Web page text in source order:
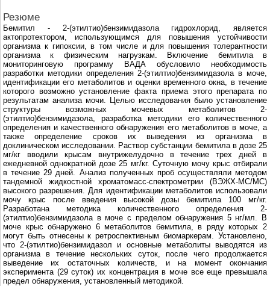
Резюме
Бемитил - 2-(этилтио)бензимидазола гидрохлорид, является
актопротектором, использующимся для повышения устойчивости
организма к гипоксии, в том числе и для повышения толерантности
организма к физическим нагрузкам. Включение бемитила в
мониторинговую программу ВАДА обусловило необходимость
разработки методики определения 2-(этилтио)бензимидазола в моче,
идентификации его метаболитов и оценки временного окна, в течение
которого возможно установление факта приема этого препарата по
результатам анализа мочи. Целью исследования было установление
структуры возможных мочевых метаболитов 2-
(этилтио)бензимидазола, разработка методики его количественного
определения и качественного обнаружения его метаболитов в моче, а
также определение сроков их выведения из организма в
доклиническом исследовании. Раствор субстанции бемитила в дозе 25
мг/кг вводили крысам внутрижелудочно в течение трех дней в
ежедневной однократной дозе 25 мг/кг. Суточную мочу крыс отбирали
в течение 29 дней. Анализ полученных проб осуществляли методом
тандемной жидкостной хроматомасс-спектрометрии (ВЭЖХ-МС/МС)
высокого разрешения. Для идентификации метаболитов использовали
мочу крыс после введения высокой дозы бемитила 100 мг/кг.
Разработана методика количественного определения 2-
(этилтио)бензимидазола в моче с пределом обнаружения 5 нг/мл. В
моче крыс обнаружено 6 метаболитов бемитила, в ряду которых 2
могут быть отнесены к ретроспективным биомаркерам. Установлено,
что 2-(этилтио)бензимидазол и основные метаболиты выводятся из
организма в течение нескольких суток, после чего продолжается
выведение их остаточных количеств, и на момент окончания
эксперимента (29 суток) их концентрация в моче все еще превышала
предел обнаружения, установленный методикой.